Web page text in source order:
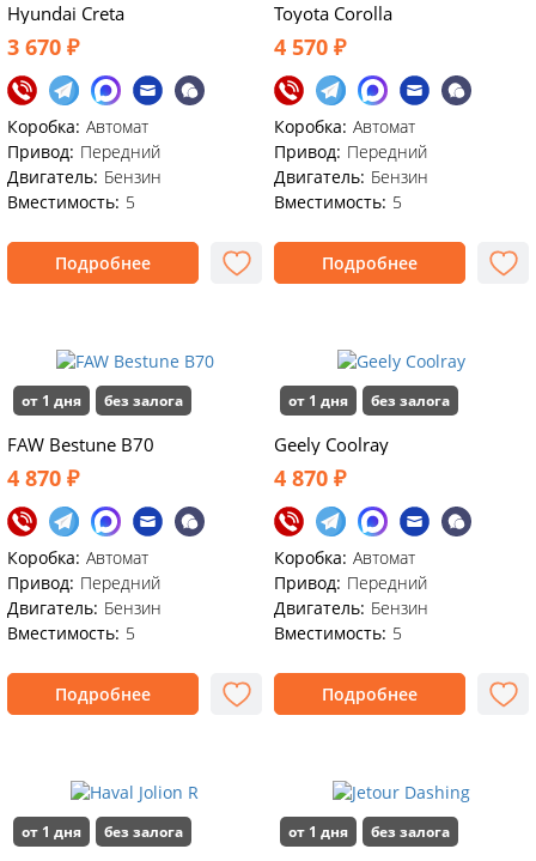
Hyundai Creta
3 670 ₽
Коробка: Автомат
Привод: Передний
Двигатель: Бензин
Вместимость: 5
Подробнее
Toyota Corolla
4 570 ₽
Коробка: Автомат
Привод: Передний
Двигатель: Бензин
Вместимость: 5
Подробнее
от 1 дня без залога
FAW Bestune B70
4 870 ₽
Коробка: Автомат
Привод: Передний
Двигатель: Бензин
Вместимость: 5
Подробнее
от 1 дня без залога
Geely Coolray
4 870 ₽
Коробка: Автомат
Привод: Передний
Двигатель: Бензин
Вместимость: 5
Подробнее
от 1 дня без залога от 1 дня без залога